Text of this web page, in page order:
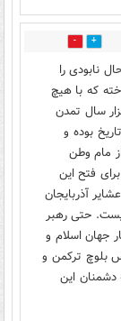
6
نابودی را
که با هیچ
سال تمدن
بوده و
مام وطن
فتح این
آذربایجان
حتی رهبر
جهان اسلام و
بلوچ ترکمن و
دشمنان این